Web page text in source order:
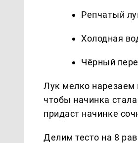
Репчатый
Холодная
Чёрный
Лук мелко
чтобы начинка
придаст начинке
Делим тесто на 8